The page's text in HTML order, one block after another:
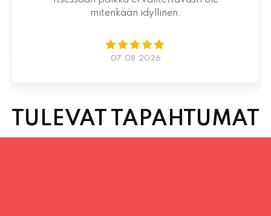
mitenkään idyllinen.
07.08.2026
TULEVAT TAPAHTUMAT